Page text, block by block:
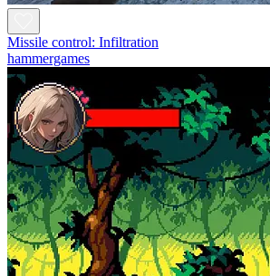
Missile control: Infiltration
hammergames